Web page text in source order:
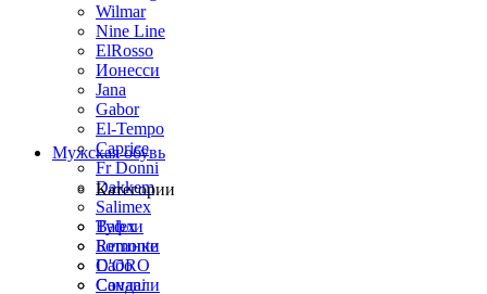
Wilmar
Nine Line
ElRosso
Ионесси
Jana
Gabor
El-Tempo
Caprice
Fr Donni
Dakkem
Salimex
Balex
Remonte
D'ORO
Covani
Мужская обувь
Категории
Туфли
Ботинки
Сабо
Сандали